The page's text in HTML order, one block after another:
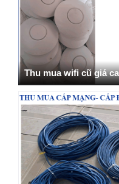
Thu mua wifi cũ giá